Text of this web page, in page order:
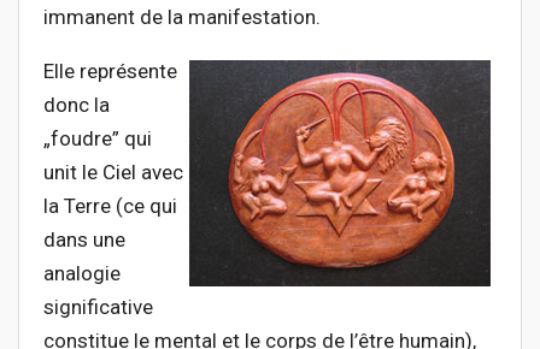
immanent de la manifestation.
Elle représente
donc la
„foudre” qui
unit le Ciel avec
la Terre (ce qui
dans une
analogie
significative
constitue le mental et le corps de l’être humain),